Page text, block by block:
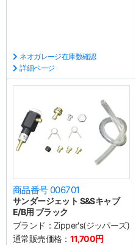
ネオガレージ在庫数確認
詳細ページ
商品番号 006701
サンダージェット S&Sキャブ
E/B用 ブラック
ブランド： Zipper's(ジッパーズ)
通常販売価格： 11,700円